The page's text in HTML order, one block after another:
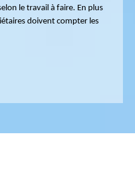
le travail à faire. En plus
doivent compter les